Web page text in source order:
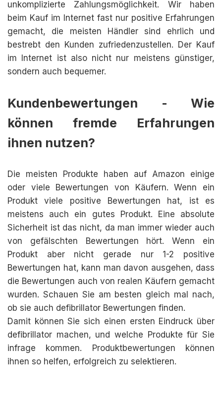
unkomplizierte Zahlungsmöglichkeit. Wir haben
beim Kauf im Internet fast nur positive Erfahrungen
gemacht, die meisten Händler sind ehrlich und
bestrebt den Kunden zufriedenzustellen. Der Kauf
im Internet ist also nicht nur meistens günstiger,
sondern auch bequemer.
Kundenbewertungen - Wie
können fremde Erfahrungen
ihnen nutzen?
Die meisten Produkte haben auf Amazon einige
oder viele Bewertungen von Käufern. Wenn ein
Produkt viele positive Bewertungen hat, ist es
meistens auch ein gutes Produkt. Eine absolute
Sicherheit ist das nicht, da man immer wieder auch
von gefälschten Bewertungen hört. Wenn ein
Produkt aber nicht gerade nur 1-2 positive
Bewertungen hat, kann man davon ausgehen, dass
die Bewertungen auch von realen Käufern gemacht
wurden. Schauen Sie am besten gleich mal nach,
ob sie auch defibrillator Bewertungen finden.
Damit können Sie sich einen ersten Eindruck über
defibrillator machen, und welche Produkte für Sie
infrage kommen. Produktbewertungen können
ihnen so helfen, erfolgreich zu selektieren.